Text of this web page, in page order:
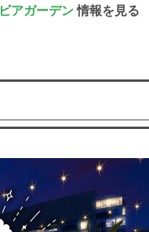
ビアガーデン情報を見る